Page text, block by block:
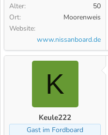
Alter
50
Ort
Moorenweis
Website
www.nissanboard.de
K
Keule222
Gast im Fordboard